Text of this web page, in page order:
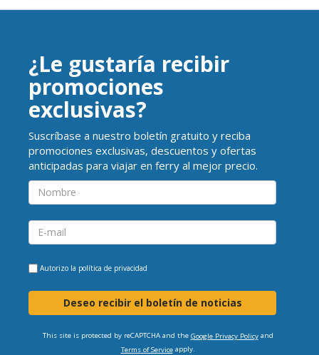
¿Le gustaría recibir
promociones
exclusivas?
Suscríbase a nuestro boletín gratuito y reciba
promociones exclusivas, descuentos y ofertas
anticipadas para viajar en ferry al mejor precio.
Autorizo la política de privacidad
Deseo recibir el boletín de noticias
This site is protected by reCAPTCHA and the Google Privacy Policyand
Terms of Serviceapply.